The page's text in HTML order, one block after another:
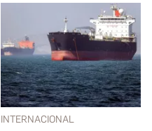
INTERNACIONAL